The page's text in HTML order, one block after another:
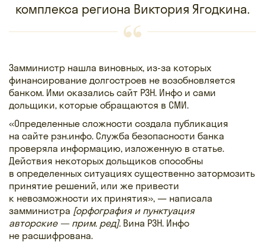
комплекса региона Виктория Ягодкина.
Замминистр нашла виновных, из-за которых
финансирование долгостроев не возобновляется
банком. Ими оказались сайт РЗН. Инфо и сами
дольщики, которые обращаются в СМИ.
«Определенные сложности создала публикация
на сайте рзн.инфо. Служба безопасности банка
проверяла информацию, изложенную в статье.
Действия некоторых дольщиков способны
в определенных ситуациях существенно затормозить
принятие решений, или же привести
к невозможности их принятия», — написала
замминистра [орфография и пунктуация
авторские — прим. ред]. Вина РЗН. Инфо
не расшифрована.